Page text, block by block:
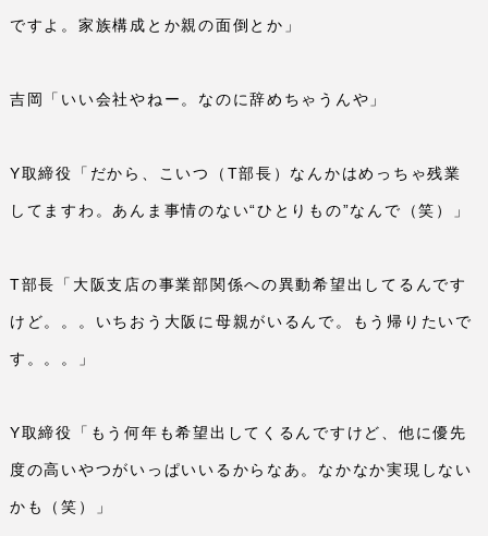
ですよ。家族構成とか親の面倒とか」
吉岡「いい会社やねー。なのに辞めちゃうんや」
Y取締役「だから、こいつ（ T部長）なんかはめっちゃ残業
してますわ。あんま事情のない“ひとりもの”なんで（笑）」
T部長「大阪支店の事業部関係への異動希望出してるんです
けど。。。いちおう大阪に母親がいるんで。もう帰りたいで
す。。。」
Y取締役「もう何年も希望出してくるんですけど、他に優先
度の高いやつがいっぱいいるからなあ。なかなか実現しない
かも（笑）」